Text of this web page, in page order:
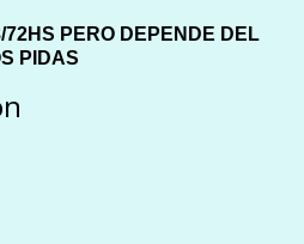
PERO DEPENDE DEL
PIDAS